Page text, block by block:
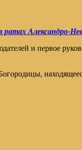
Александро-
и первое